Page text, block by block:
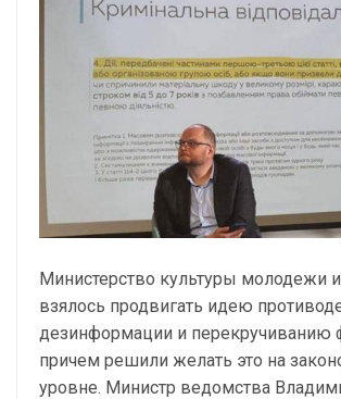
Министерство культуры молодежи и
взялось продвигать идею
дезинформации и перекручиванию
причем решили желать это на
уровне. Министр ведомства